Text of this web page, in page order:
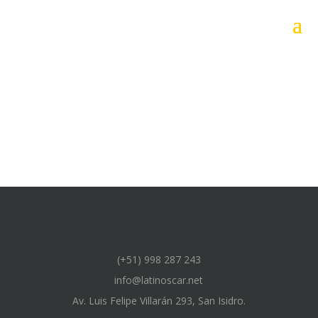
(+51) 998 287 243
info@latinoscar.net
Av. Luis Felipe Villarán 293, San Isidro.